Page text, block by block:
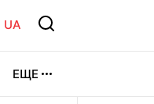
UA
ЕЩЕ